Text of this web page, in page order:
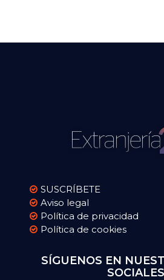
SUSCRÍBETE
Aviso legal
Política de privacidad
Política de cookies
SÍGUENOS EN
SOCIALES